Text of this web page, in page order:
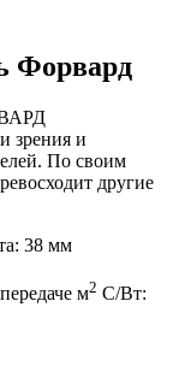
Форвард
зрения и
По своим
другие
38 мм
м2 C/Вт: